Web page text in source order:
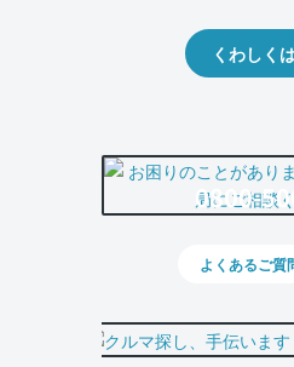
くわしく
0800-
よくあるご質